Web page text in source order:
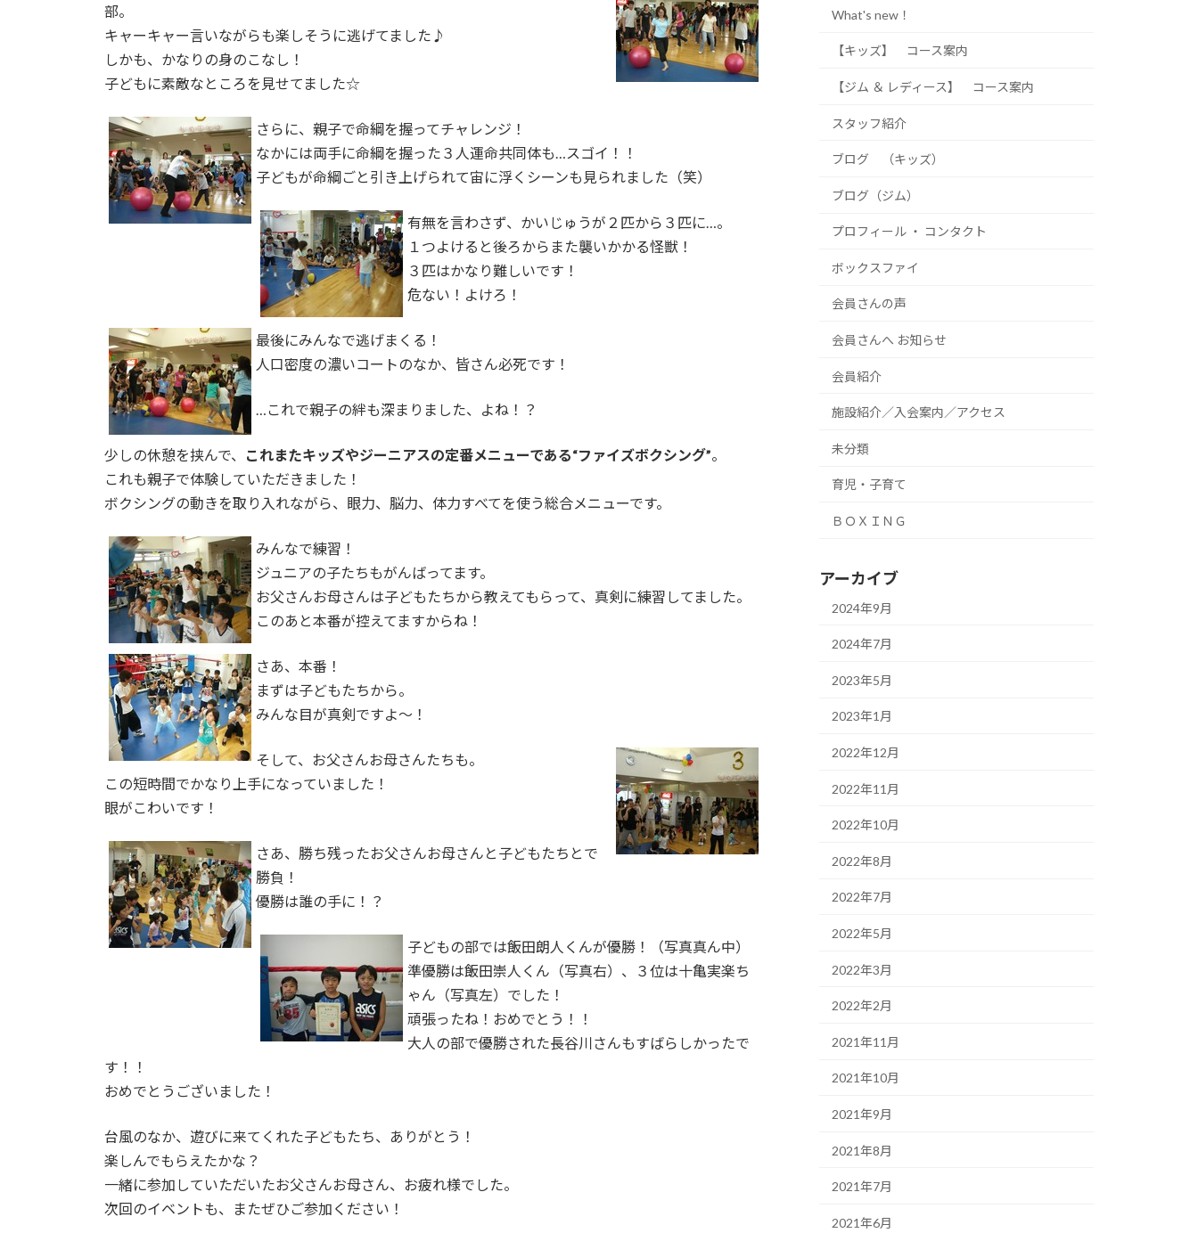
部。
キャーキャー言いながらも楽しそうに逃げてました♪
しかも、かなりの身のこなし！
子どもに素敵なところを見せてました☆
さらに、親子で命綱を握ってチャレンジ！
なかには両手に命綱を握った３人運命共同体も…スゴイ！！
子どもが命綱ごと引き上げられて宙に浮くシーンも見られました（笑）
有無を言わさず、かいじゅうが２匹から３匹に…。
１つよけると後ろからまた襲いかかる怪獣！
３匹はかなり難しいです！
危ない！よけろ！
最後にみんなで逃げまくる！
人口密度の濃いコートのなか、皆さん必死です！
…これで親子の絆も深まりました、よね！？
少しの休憩を挟んで、 これまたキッズやジーニアスの定番メニューである“ファイズボクシング”。
これも親子で体験していただきました！
ボクシングの動きを取り入れながら、眼力、脳力、体力すべてを使う総合メニューです。
みんなで練習！
ジュニアの子たちもがんばってます。
お父さんお母さんは子どもたちから教えてもらって、真剣に練習してました。
このあと本番が控えてますからね！
さあ、本番！
まずは子どもたちから。
みんな目が真剣ですよ～！
そして、お父さんお母さんたちも。
この短時間でかなり上手になっていました！
眼がこわいです！
さあ、勝ち残ったお父さんお母さんと子どもたちとで
勝負！
優勝は誰の手に！？
子どもの部では飯田朗人くんが優勝！（写真真ん中）
準優勝は飯田崇人くん（写真右）、３位は十亀実楽ち
ゃん（写真左）でした！
頑張ったね！おめでとう！！
大人の部で優勝された長谷川さんもすばらしかったで
す！！
おめでとうございました！
台風のなか、遊びに来てくれた子どもたち、ありがとう！
楽しんでもらえたかな？
一緒に参加していただいたお父さんお母さん、お疲れ様でした。
次回のイベントも、またぜひご参加ください！
What's new！
【キッズ】 コース案内
【ジム ＆ レディース】 コース案内
スタッフ紹介
ブログ （キッズ）
ブログ（ジム）
プロフィール ・ コンタクト
ボックスファイ
会員さんの声
会員さんへ お知らせ
会員紹介
施設紹介／入会案内／アクセス
未分類
育児・子育て
ＢＯＸＩＮＧ
アーカイブ
2024年9月
2024年7月
2023年5月
2023年1月
2022年12月
2022年11月
2022年10月
2022年8月
2022年7月
2022年5月
2022年3月
2022年2月
2021年11月
2021年10月
2021年9月
2021年8月
2021年7月
2021年6月